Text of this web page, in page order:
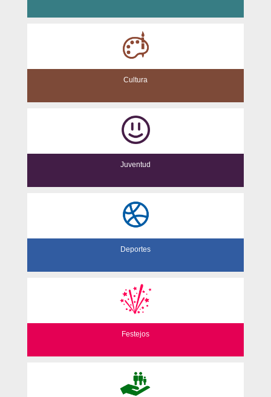
Cultura
Juventud
Deportes
Festejos